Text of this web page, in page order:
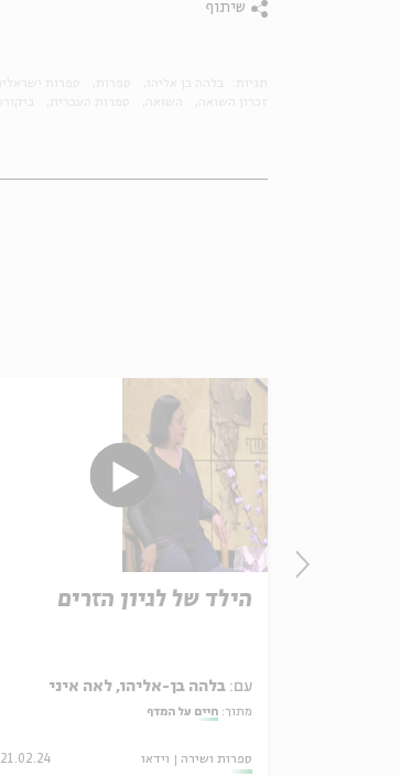
שיתוף
הילד של לגיון הזרים
עם: בלהה בן-אליהו, לאה איני
מתוך: חיים על המדף
ספרות ושירה וידאו 21.02.24